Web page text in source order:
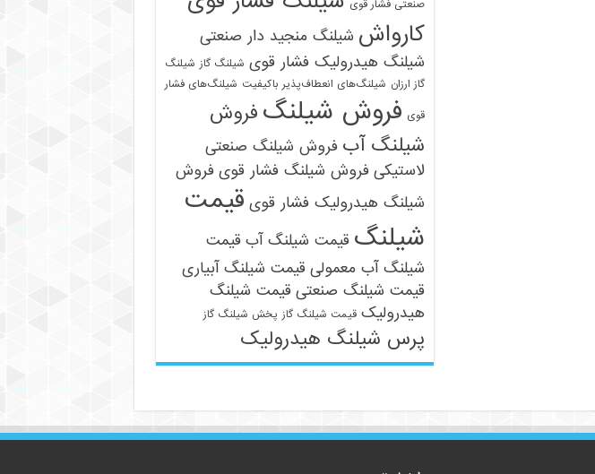
صنعتی فشار قوی
کارواش شیلنگ منجید دار صنعتی
شیلنگ هیدرولیک فشار قوی شیلنگ گاز شیلنگ
گاز ارزان شیلنگ‌های انعطاف‌پذیر باکیفیت شیلنگ‌های فشار
قوی فروش شیلنگ فروش
شیلنگ آب فروش شیلنگ صنعتی
لاستیکی فروش شیلنگ فشار قوی فروش
شیلنگ هیدرولیک فشار قوی قیمت
شیلنگ قیمت شیلنگ آب قیمت
شیلنگ آب معمولی قیمت شیلنگ آبیاری
قیمت شیلنگ صنعتی قیمت شیلنگ
هیدرولیک قیمت شیلنگ گاز پخش شیلنگ گاز
پرس شیلنگ هیدرولیک